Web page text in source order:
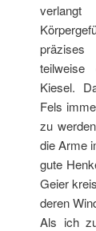
teilweise
Kiesel.
Fels
zu
die Arme
gute
Geier
deren
Als ich